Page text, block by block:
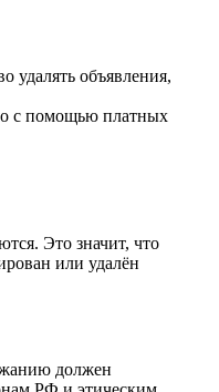
удалять объявления,
с помощью платных
Это значит, что
или удалён
должен